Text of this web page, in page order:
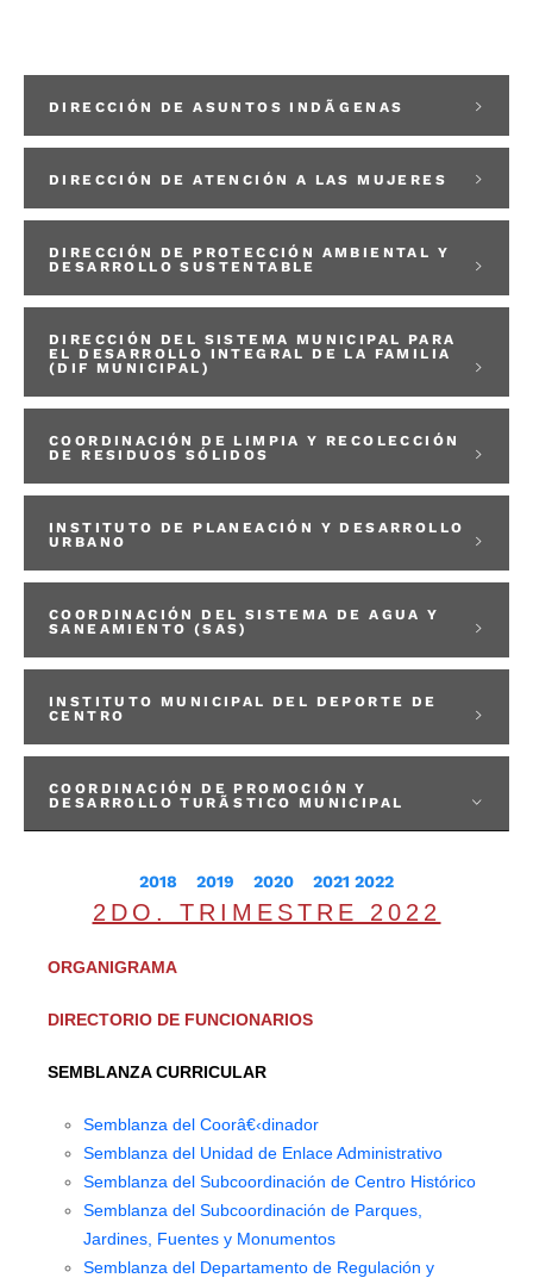
DIRECCIÓN DE ASUNTOS INDÃGENAS
DIRECCIÓN DE ATENCIÓN A LAS MUJERES
DIRECCIÓN DE PROTECCIÓN AMBIENTAL Y
DESARROLLO SUSTENTABLE
DIRECCIÓN DEL SISTEMA MUNICIPAL PARA
EL DESARROLLO INTEGRAL DE LA FAMILIA
(DIF MUNICIPAL)
COORDINACIÓN DE LIMPIA Y RECOLECCIÓN
DE RESIDUOS SÓLIDOS
INSTITUTO DE PLANEACIÓN Y DESARROLLO
URBANO
COORDINACIÓN DEL SISTEMA DE AGUA Y
SANEAMIENTO (SAS)
INSTITUTO MUNICIPAL DEL DEPORTE DE
CENTRO
COORDINACIÓN DE PROMOCIÓN Y
DESARROLLO TURÃSTICO MUNICIPAL
2018 2019 2020 2021 2022
2DO. TRIMESTRE 2022
ORGANIGRAMA
DIRECTORIO DE FUNCIONARIOS
SEMBLANZA CURRICULAR
Semblanza del Coorâ€‹dinador
Semblanza del Unidad de Enlace Administrativo
Semblanza del Subcoordinación de Centro Histórico
Semblanza del Subcoordinación de Parques,
Jardines, Fuentes y Monumentos
Semblanza del Departamento de Regulación y